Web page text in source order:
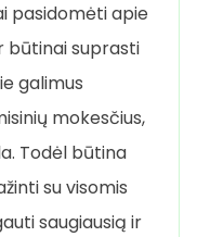
pasidomėti apie
būtinai suprasti
galimus
mokesčius,
Todėl būtina
su visomis
saugiausią ir